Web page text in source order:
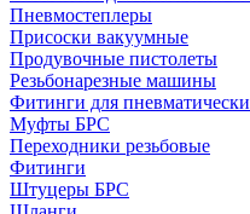
Пневмостеплеры
Присоски вакуумные
Продувочные пистолеты
Резьбонарезные машины
Фитинги для
Муфты БРС
Переходники резьбовые
Фитинги
Штуцеры БРС